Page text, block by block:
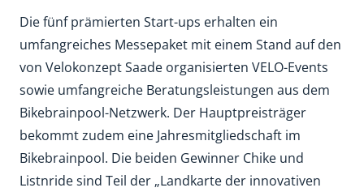
Die fünf prämierten Start-ups erhalten ein
umfangreiches Messepaket mit einem Stand auf den
von Velokonzept Saade organisierten VELO-Events
sowie umfangreiche Beratungsleistungen aus dem
Bikebrainpool-Netzwerk. Der Hauptpreisträger
bekommt zudem eine Jahresmitgliedschaft im
Bikebrainpool. Die beiden Gewinner Chike und
Listnride sind Teil der „Landkarte der innovativen